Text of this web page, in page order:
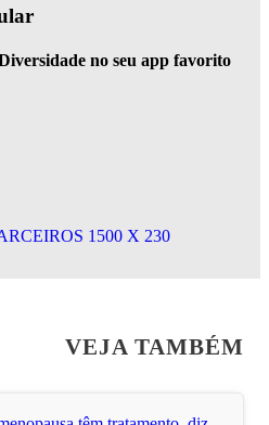
no seu app favorito
VEJA TAMBÉM